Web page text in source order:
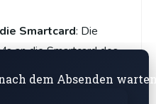
Smartcard: Die
an die Smartcard des
überprüft die
dem Absenden